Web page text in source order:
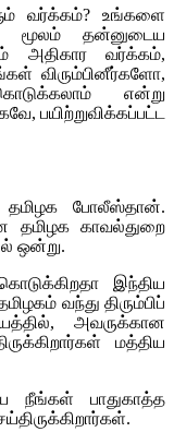
வர்க்கம்? உங்களை
மூலம் தன்னுடைய
அதிகார வர்க்கம்,
விரும்பினீர்களோ,
என்று
பயிற்றுவிக்கப்பட்ட
தமிழக போலீஸ்தான்.
தமிழக காவல்துறை
ஒன்று.
இந்திய
வந்து திரும்பிப்
அவருக்கான
மத்திய
நீங்கள் பாதுகாத்த